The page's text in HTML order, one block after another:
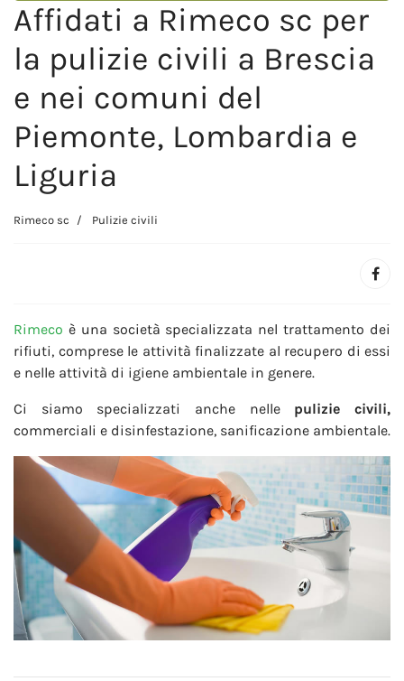
Affidati a Rimeco sc per
la pulizie civili a Brescia
e nei comuni del
Piemonte, Lombardia e
Liguria
Rimeco sc Pulizie civili
Rimeco è una società specializzata nel trattamento dei
rifiuti, comprese le attività finalizzate al recupero di essi
e nelle attività di igiene ambientale in genere.
Ci siamo specializzati anche nelle pulizie civili,
commerciali e disinfestazione, sanificazione ambientale.